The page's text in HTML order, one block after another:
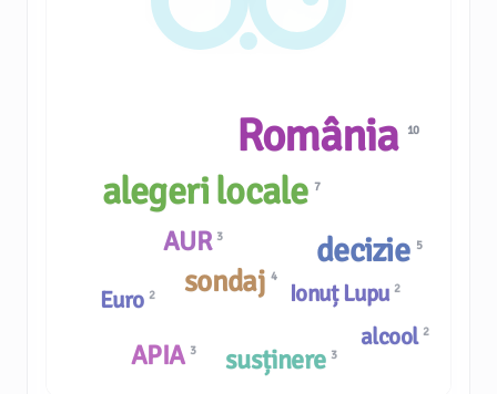
Euro 2
susținere 3
APIA 3
Ionuț Lupu 2
alcool 2
AUR 3
alegeri locale7
sondaj4
România 10
decizie 5